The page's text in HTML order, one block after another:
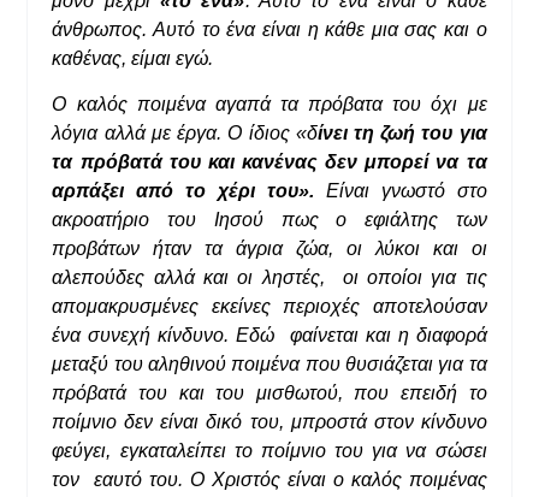
άνθρωπος. Αυτό το ένα είναι η κάθε μια σας και ο
καθένας, είμαι εγώ.
Ο καλός ποιμένα αγαπά τα πρόβατα του όχι με
λόγια αλλά με έργα. Ο ίδιος «δίνει τη ζωή του για
τα πρόβατά του και κανένας δεν μπορεί να τα
αρπάξει από το χέρι του». Είναι γνωστό στο
ακροατήριο του Ιησού πως ο εφιάλτης των
προβάτων ήταν τα άγρια ζώα, οι λύκοι και οι
αλεπούδες αλλά και οι ληστές, οι οποίοι για τις
απομακρυσμένες εκείνες περιοχές αποτελούσαν
ένα συνεχή κίνδυνο. Εδώ φαίνεται και η διαφορά
μεταξύ του αληθινού ποιμένα που θυσιάζεται για τα
πρόβατά του και του μισθωτού, που επειδή το
ποίμνιο δεν είναι δικό του, μπροστά στον κίνδυνο
φεύγει, εγκαταλείπει το ποίμνιο του για να σώσει
τον εαυτό του. Ο Χριστός είναι ο καλός ποιμένας